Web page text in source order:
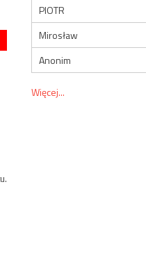
PIOTR
Mirosław
Anonim
Więcej...